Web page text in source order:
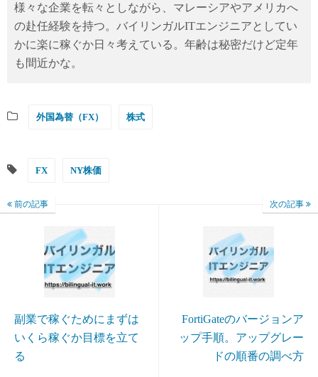
様々な企業を転々としながら、マレーシアやアメリカへ
の赴任経験を持つ。バイリンガルITエンジニアとしてい
かに楽に稼ぐか日々考えている。年齢は秘密だけど定年
も間近かな。
外国為替（FX） 株式
FX NY株価
前の記事
副業で稼ぐためにまずは
いくら稼ぐか目標を立て
る
次の記事
FortiGateのバージョンア
ップ手順。アップグレー
ドの順番の調べ方